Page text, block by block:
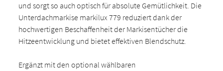
und sorgt so auch optisch für absolute Gemütlichkeit. Die
Unterdachmarkise markilux 779 reduziert dank der
hochwertigen Beschaffenheit der Markisentücher die
Hitzeentwicklung und bietet effektiven Blendschutz.
Ergänzt mit den optional wählbaren